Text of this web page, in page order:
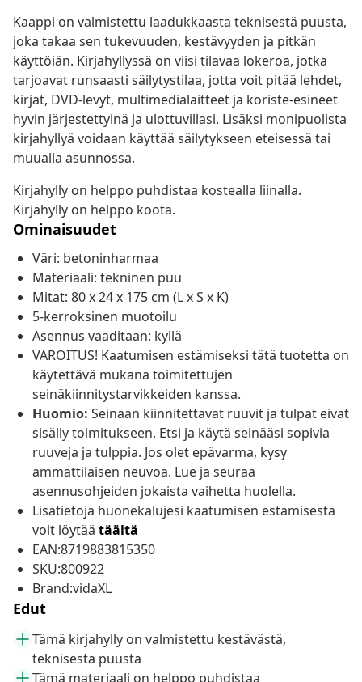
Kaappi on valmistettu laadukkaasta teknisestä puusta,
joka takaa sen tukevuuden, kestävyyden ja pitkän
käyttöiän. Kirjahyllyssä on viisi tilavaa lokeroa, jotka
tarjoavat runsaasti säilytystilaa, jotta voit pitää lehdet,
kirjat, DVD-levyt, multimedialaitteet ja koriste-esineet
hyvin järjestettyinä ja ulottuvillasi. Lisäksi monipuolista
kirjahyllyä voidaan käyttää säilytykseen eteisessä tai
muualla asunnossa.
Kirjahylly on helppo puhdistaa kostealla liinalla.
Kirjahylly on helppo koota.
Ominaisuudet
Väri: betoninharmaa
Materiaali: tekninen puu
Mitat: 80 x 24 x 175 cm (L x S x K)
5-kerroksinen muotoilu
Asennus vaaditaan: kyllä
VAROITUS! Kaatumisen estämiseksi tätä tuotetta on
käytettävä mukana toimitettujen
seinäkiinnitystarvikkeiden kanssa.
Huomio: Seinään kiinnitettävät ruuvit ja tulpat eivät
sisälly toimitukseen. Etsi ja käytä seinääsi sopivia
ruuveja ja tulppia. Jos olet epävarma, kysy
ammattilaisen neuvoa. Lue ja seuraa
asennusohjeiden jokaista vaihetta huolella.
Lisätietoja huonekalujesi kaatumisen estämisestä
voit löytää täältä
EAN:8719883815350
SKU:800922
Brand:vidaXL
Edut
Tämä kirjahylly on valmistettu kestävästä,
teknisestä puusta
Tämä materiaali on helppo puhdistaa